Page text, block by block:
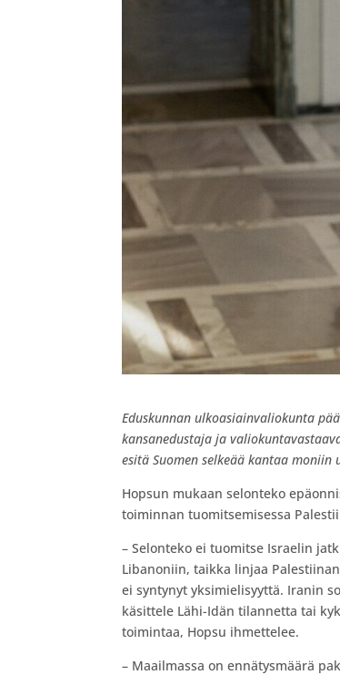
Eduskunnan ulkoasiainvaliokunta
kansanedustaja ja
esitä Suomen selkeää kantaa
Hopsun mukaan selonteko
toiminnan tuomitsemisessa
– Selonteko ei tuomitse Israelin
Libanoniin, taikka linjaa
ei syntynyt yksimielisyyttä. Iranin
käsittele Lähi-Idän tilannetta tai
toimintaa, Hopsu ihmettelee.
– Maailmassa on ennätysmäärä